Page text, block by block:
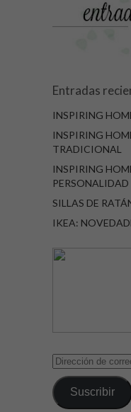
Entradas
INSPIRING
INSPIRING
TRADICIONAL
INSPIRING
PERSONALIDAD
SILLAS DE
IKEA:
Dirección
correo
electrónico
Suscribir